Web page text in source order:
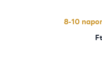
8-10